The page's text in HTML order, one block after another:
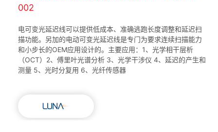
002
电可变光延迟线可以提供低成本、准确逃跑长度调整和延迟扫
描功能。另加的电动可变光延迟线是专门为要求连续扫描能力
和小步长的OEM应用设计的。主要应用：1、光学相干层析
（OCT）2、傅里叶光谱分析 3、光学干涉仪 4、延迟的产生和
测量 5、光时分复用 6、光纤传感器